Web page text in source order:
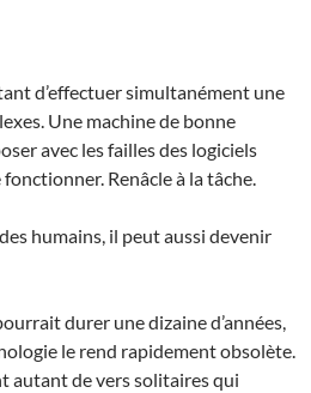
d’effectuer simultanément une
Une machine de bonne
avec les failles des logiciels
Renâcle à la tâche.
humains, il peut aussi devenir
durer une dizaine d’années,
le rend rapidement obsolète.
autant de vers solitaires qui